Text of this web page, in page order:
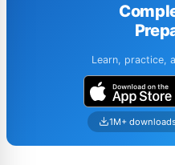
Learn, practice,
1M+